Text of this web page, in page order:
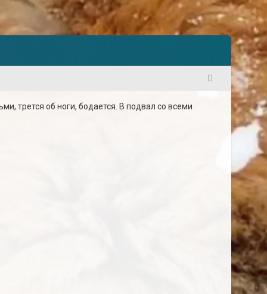
трется об ноги, бодается. В подвал со всеми